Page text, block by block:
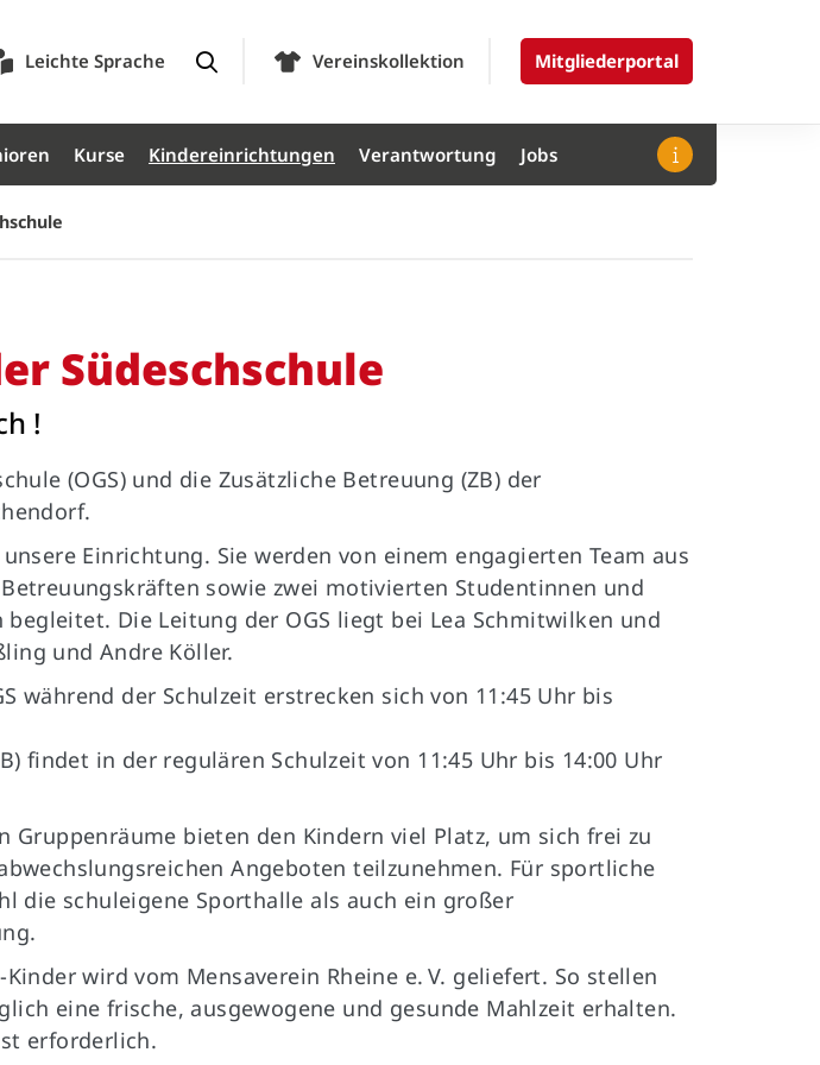
Leichte Sprache Vereinskollektion Mitgliederportal
Kurse Kindereinrichtungen Verantwortung Jobs
Südeschschule
!
(OGS) und die Zusätzliche Betreuung (ZB) der
Einrichtung. Sie werden von einem engagierten Team aus
sowie zwei motivierten Studentinnen und
Die Leitung der OGS liegt bei Lea Schmitwilken und
und Andre Köller.
während der Schulzeit erstrecken sich von 11:45 Uhr bis
findet in der regulären Schulzeit von 11:45 Uhr bis 14:00 Uhr
Gruppenräume bieten den Kindern viel Platz, um sich frei zu
Angeboten teilzunehmen. Für sportliche
die schuleigene Sporthalle als auch ein großer
wird vom Mensaverein Rheine e. V. geliefert. So stellen
eine frische, ausgewogene und gesunde Mahlzeit erhalten.
erforderlich.